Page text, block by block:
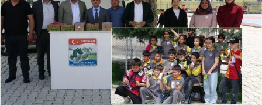
YAŞAM
RESMİ İLAN